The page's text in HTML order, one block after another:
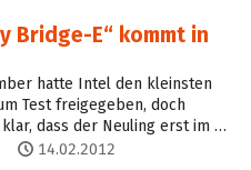
Bridge-E“ kommt in
hatte Intel den kleinsten
Test freigegeben, doch
dass der Neuling erst im …
14.02.2012